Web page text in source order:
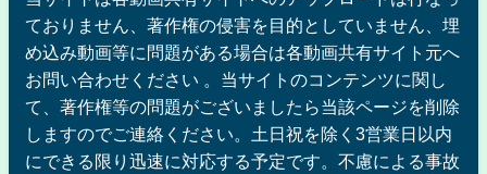
ておりません、著作権の侵害を目的としていません、埋
め込み動画等に問題がある場合は各動画共有サイト元へ
お問い合わせください 。当サイトのコンテンツに関し
て、著作権等の問題がございましたら当該ページを削除
しますのでご連絡ください。土日祝を除く3営業日以内
にできる限り迅速に対応する予定です。不慮による事故